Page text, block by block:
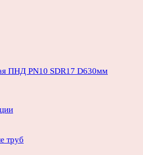
ПНД PN10 SDR17 D630мм
труб